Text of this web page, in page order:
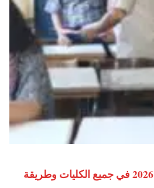
نتيجة اختبارات القدرات 2026 في جميع الكليات وطريقة